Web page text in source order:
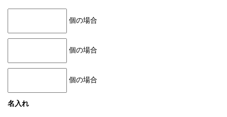
個の場合
個の場合
個の場合
名入れ